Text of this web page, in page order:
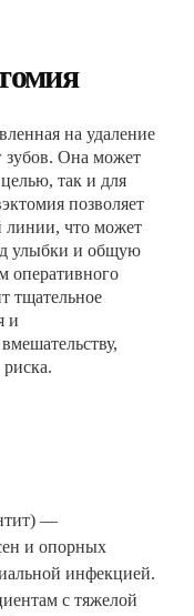
на удаление
зубов. Она может
так и для
позволяет
линии, что может
улыбки и общую
оперативного
тщательное
и
—
и опорных
инфекцией.
с тяжелой